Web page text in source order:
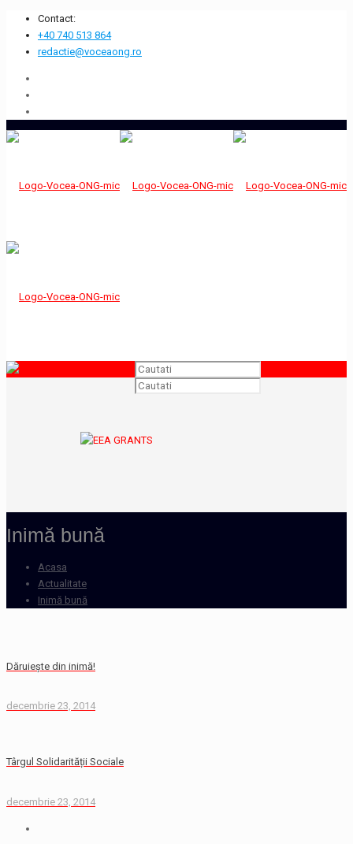
Contact:
+40 740 513 864
redactie@voceaong.ro
Inimă bună
Acasa
Actualitate
Inimă bună
Dăruiește din inimă!
decembrie 23, 2014
Târgul Solidarității Sociale
decembrie 23, 2014